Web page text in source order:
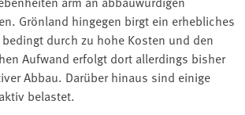
Grönland hingegen birgt ein erhebliches
durch zu hohe Kosten und den
Aufwand erfolgt dort allerdings bisher
Abbau. Darüber hinaus sind einige
belastet.